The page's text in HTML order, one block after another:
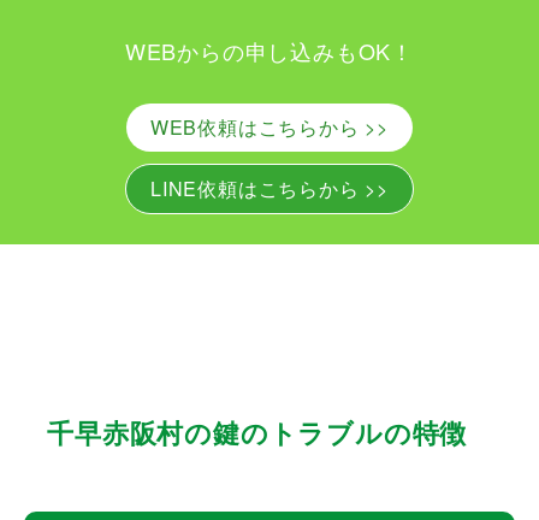
し
WEBからの申し込みもOK！
WEB依頼はこちらから >>
LINE依頼はこちらから >>
千早赤阪村の鍵のトラブルの特徴